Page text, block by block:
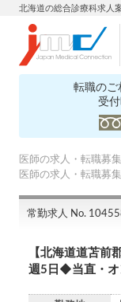
北海道の総合診療科求人
転職のご
受
医師の求人・転職募
医師の求人・転職募
常勤求人 No.
【北海道道苫
週5日◆当直・オ